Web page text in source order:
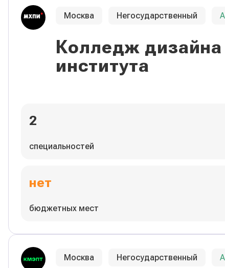
Москва Негосударственный
Колледж
института
2
специальностей
нет
бюджетных мест
Москва Негосударственный